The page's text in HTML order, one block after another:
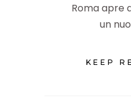
Roma apre
un
KEEP